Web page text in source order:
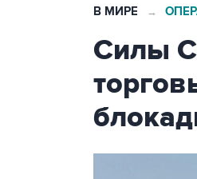
В МИРЕ →
Силы